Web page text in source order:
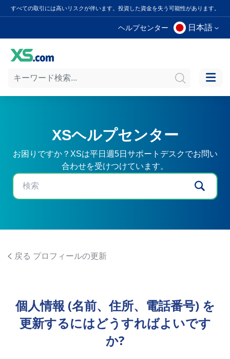
すべての取引には高いリスクが伴います。投資した資金を失う可能性があります。
ヘルプセンター 日本語
XSヘルプセンター
お困りですか？XSは平日週5日サポートデスクでお問い
合わせを受けつけています。
戻る プロフィールの更新
個人情報 (名前、住所、電話番号) を
更新するにはどうすればよいです
か?